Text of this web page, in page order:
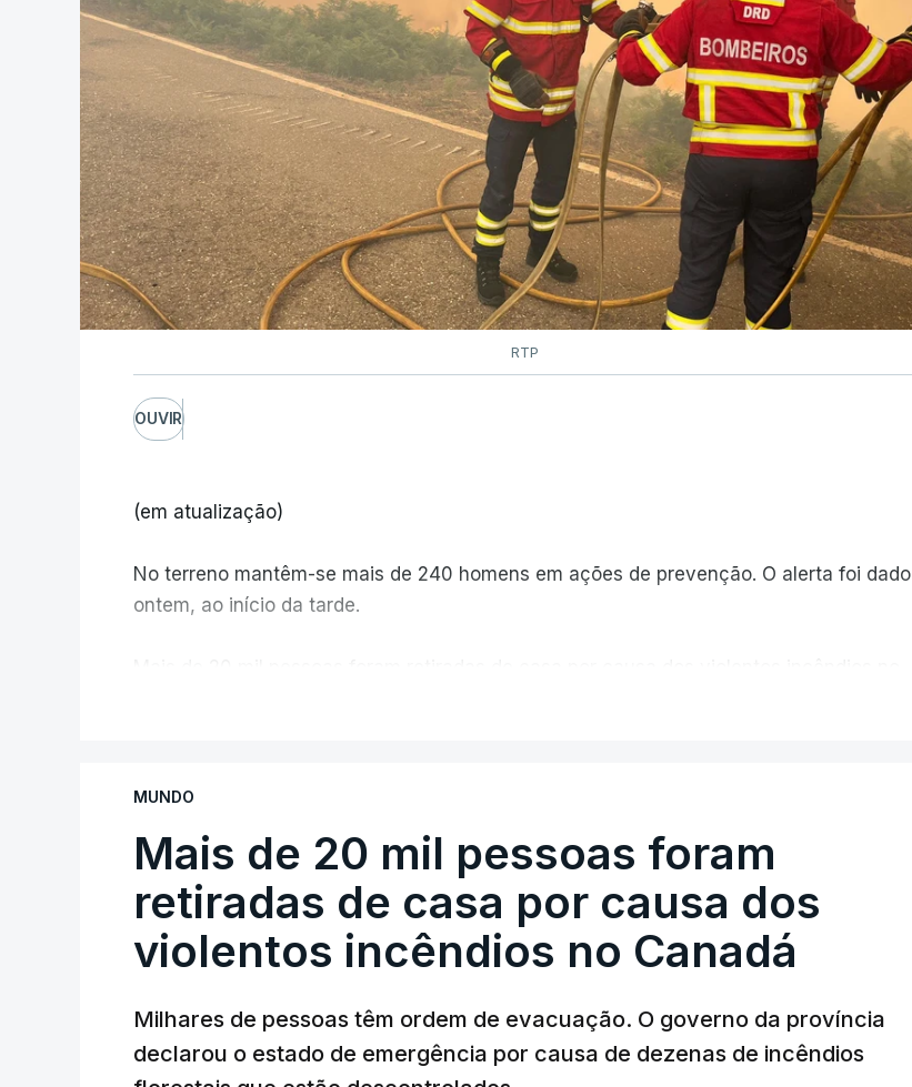
RTP
OUVIR
(em atualização)
No terreno mantêm-se mais de 240 homens em ações de prevenção. O alerta foi dado
ontem, ao início da tarde.
MUNDO
Mais de 20 mil pessoas foram
retiradas de casa por causa dos
violentos incêndios no Canadá
Milhares de pessoas têm ordem de evacuação. O governo da província
declarou o estado de emergência por causa de dezenas de incêndios